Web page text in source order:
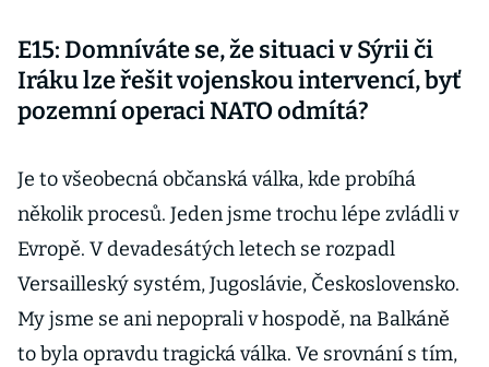
E15: Domníváte se, že situaci v Sýrii či
Iráku lze řešit vojenskou intervencí, byť
pozemní operaci NATO odmítá?
Je to všeobecná občanská válka, kde probíhá
několik procesů. Jeden jsme trochu lépe zvládli v
Evropě. V devadesátých letech se rozpadl
Versailleský systém, Jugoslávie, Československo.
My jsme se ani nepoprali v hospodě, na Balkáně
to byla opravdu tragická válka. Ve srovnání s tím,